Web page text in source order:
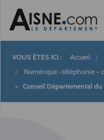
Fil
d'Ariane
Accueil
Numérique -téléphonie -
Conseil Départemental